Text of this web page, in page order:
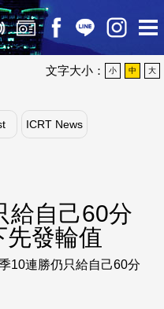
文字大小： 小 中 大
ICRT News
給自己60分
先發輪值
季10連勝仍只給自己60分